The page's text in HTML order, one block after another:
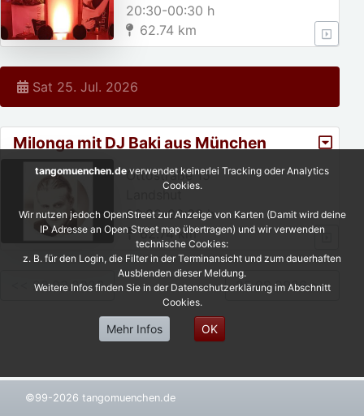
20:30-00:30 h
62.74 km
Sat 25. Jul. 2026
Milonga mit DJ Baki aus München
Ottostraße 15
Landshut
20:30-00:30 h
62.74 km
<< 29.03.2026 25.09.2026 >>
©99-2026 tangomuenchen.de
tangomuenchen.de verwendet keinerlei Tracking oder Analytics
Cookies.
Wir nutzen jedoch OpenStreet zur Anzeige von Karten (Damit wird deine
IP Adresse an Open Street map übertragen) und wir verwenden
technische Cookies:
z. B. für den Login, die Filter in der Terminansicht und zum dauerhaften
Ausblenden dieser Meldung.
Weitere Infos finden Sie in der Datenschutzerklärung im Abschnitt
Cookies.
Mehr Infos OK